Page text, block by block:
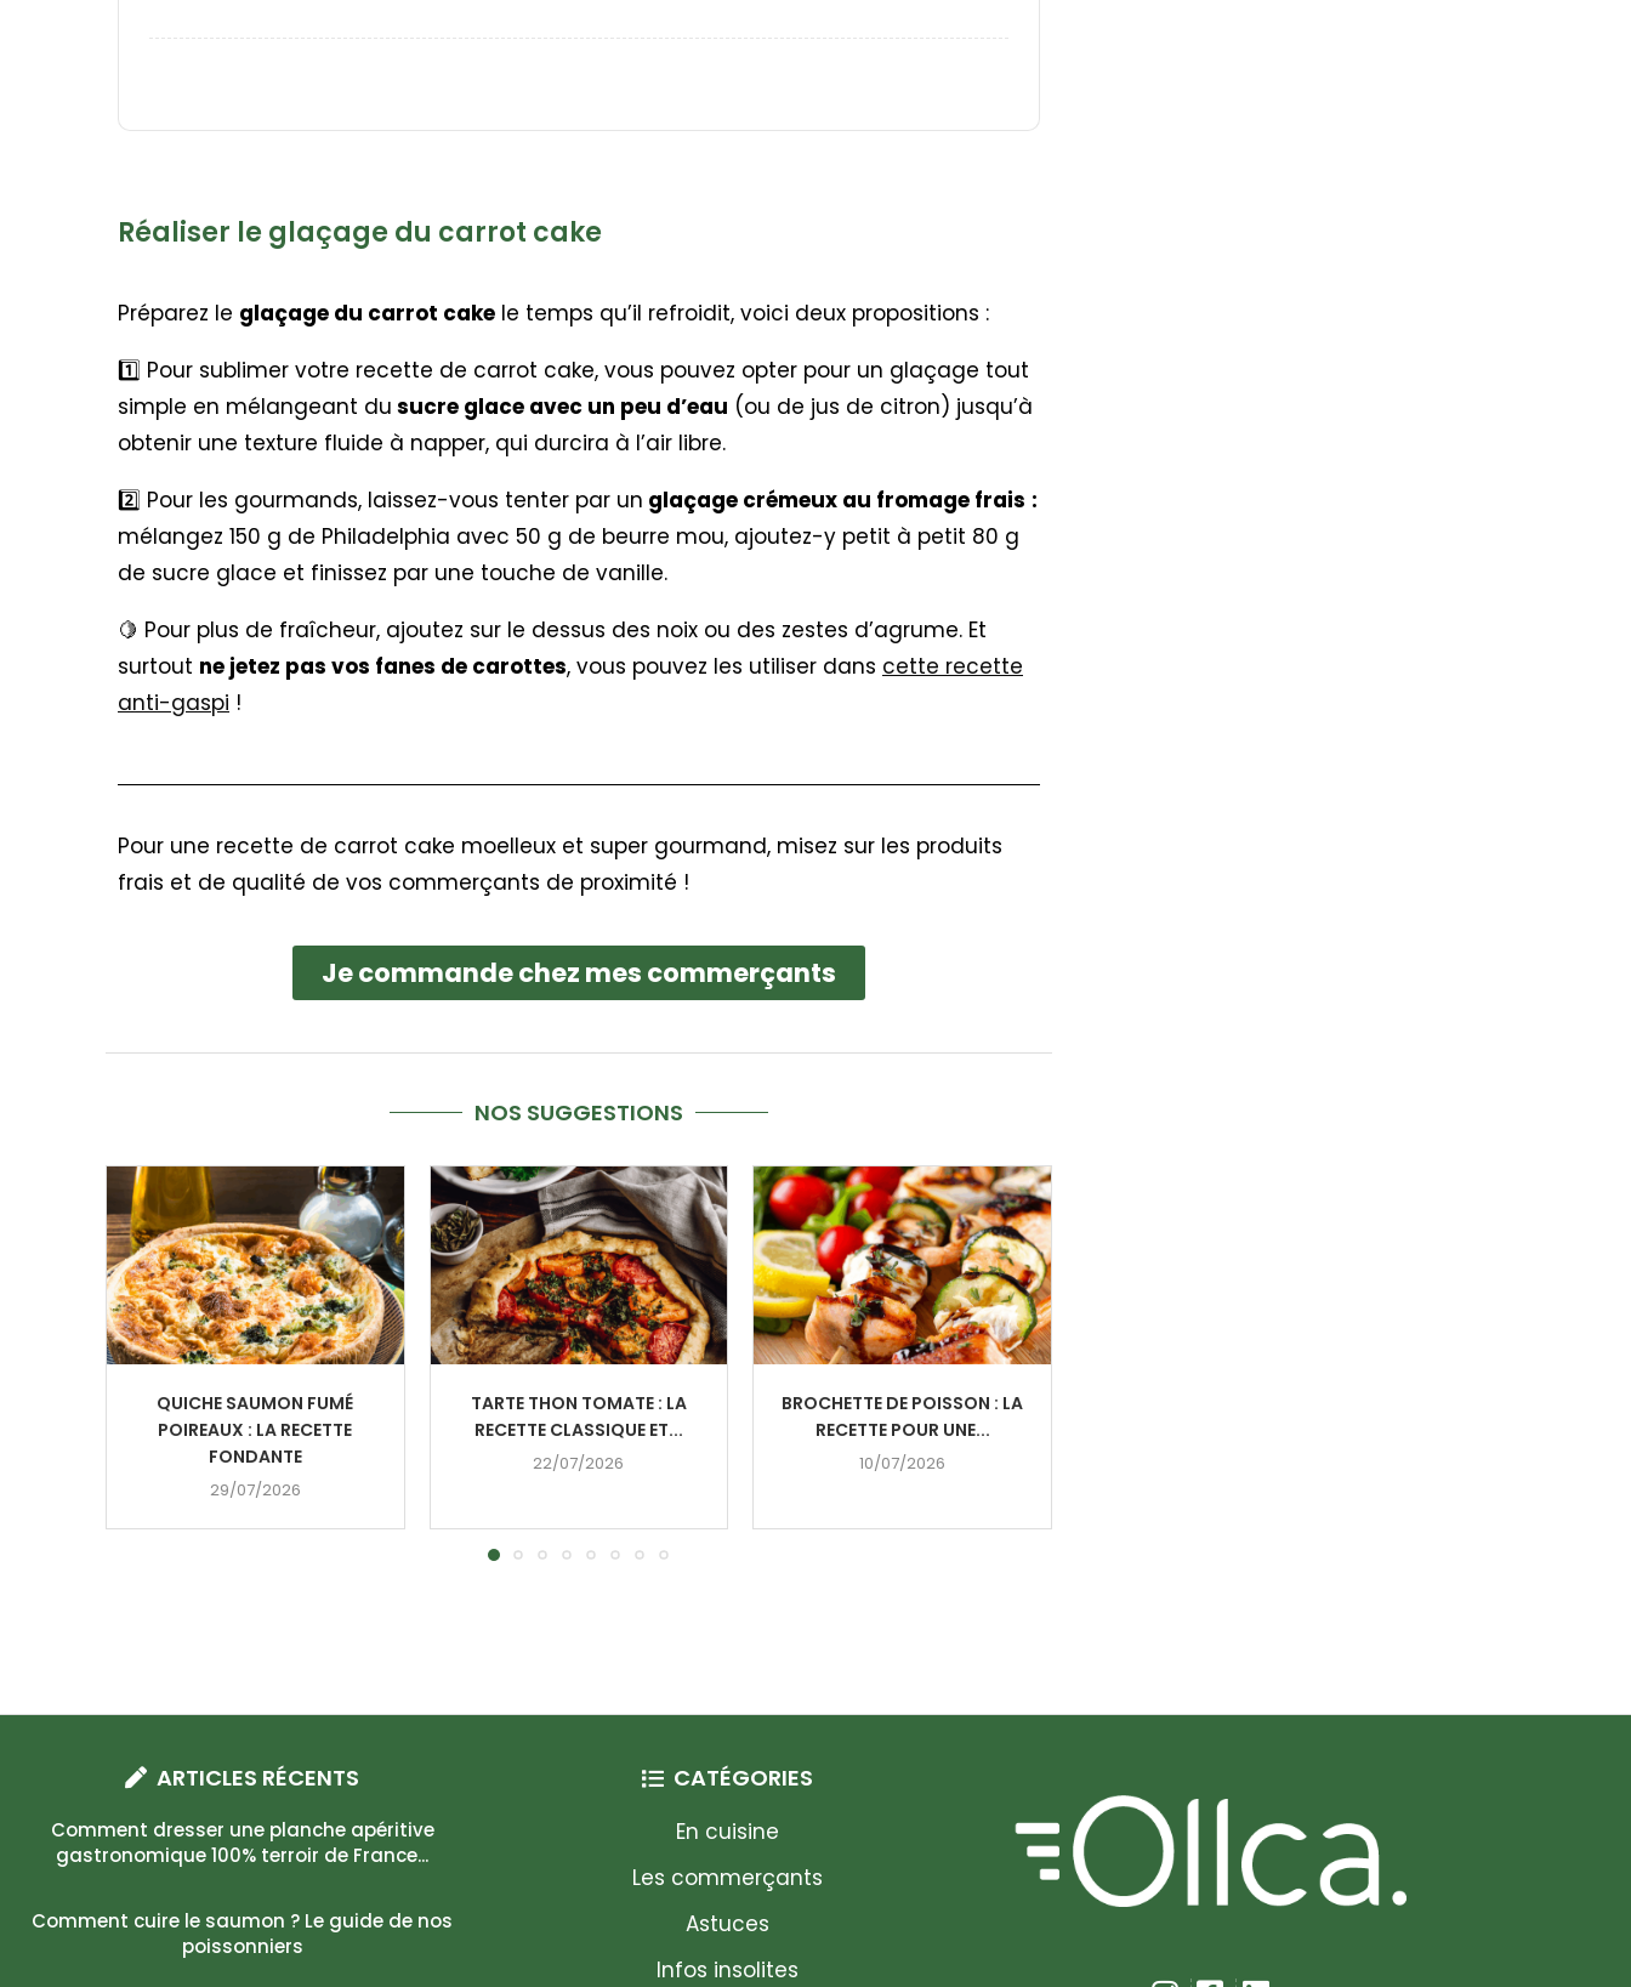
Réaliser le glaçage du carrot cake
Préparez le glaçage du carrot cake le temps qu’il refroidit, voici deux propositions :
1️⃣ Pour sublimer votre recette de carrot cake, vous pouvez opter pour un glaçage tout
simple en mélangeant du sucre glace avec un peu d’eau (ou de jus de citron) jusqu’à
obtenir une texture fluide à napper, qui durcira à l’air libre.
2️⃣ Pour les gourmands, laissez-vous tenter par un glaçage crémeux au fromage frais :
mélangez 150 g de Philadelphia avec 50 g de beurre mou, ajoutez-y petit à petit 80 g
de sucre glace et finissez par une touche de vanille.
🍋 Pour plus de fraîcheur, ajoutez sur le dessus des noix ou des zestes d’agrume. Et
surtout ne jetez pas vos fanes de carottes, vous pouvez les utiliser dans cette recette
anti-gaspi !
Pour une recette de carrot cake moelleux et super gourmand, misez sur les produits
frais et de qualité de vos commerçants de proximité !
Je commande chez mes commerçants
NOS SUGGESTIONS
QUICHE SAUMON FUMÉ
POIREAUX : LA RECETTE
FONDANTE
29/07/2026
TARTE THON TOMATE : LA
RECETTE CLASSIQUE ET...
22/07/2026
BROCHETTE DE POISSON : LA
RECETTE POUR UNE...
10/07/2026
ARTICLES RÉCENTS
Comment dresser une planche apéritive
gastronomique 100% terroir de France...
Comment cuire le saumon ? Le guide de nos
poissonniers
CATÉGORIES
En cuisine
Les commerçants
Astuces
Infos insolites